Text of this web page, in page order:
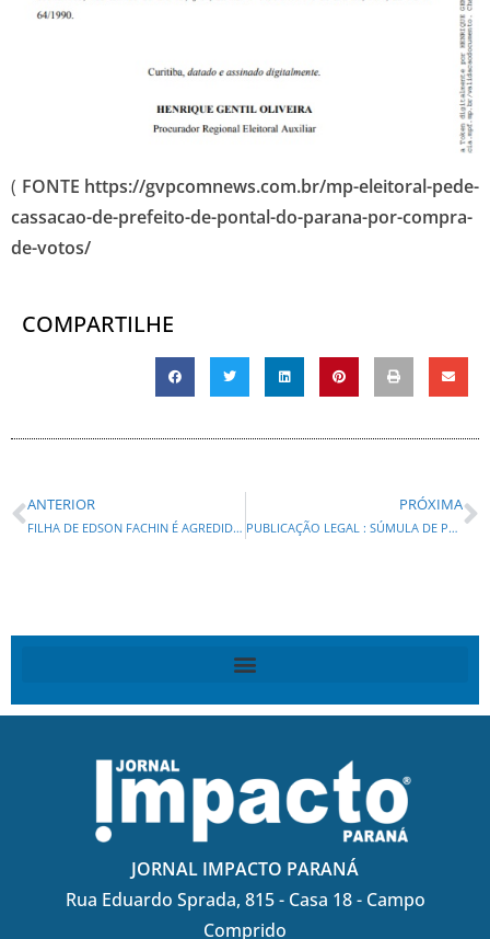
( FONTE https://gvpcomnews.com.br/mp-eleitoral-pede-
cassacao-de-prefeito-de-pontal-do-parana-por-compra-
de-votos/
COMPARTILHE
ANTERIOR
FILHA DE EDSON FACHIN É AGREDIDA NA RUA E OAB EMITE NOTA DE REPÚDIO APÓS O INCIDENTE NA FEDERAL
PRÓXIMA
PUBLICAÇÃO LEGAL : SÚMULA DE PEDIDO DE RENOVAÇÃO E CONCESSÃO DA LICENÇA DE OPERAÇÃO
JORNAL IMPACTO PARANÁ
Rua Eduardo Sprada, 815 - Casa 18 - Campo
Comprido